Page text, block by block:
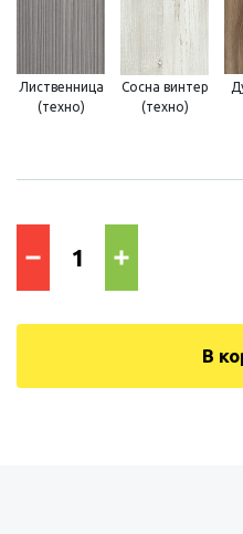
Лиственница
(техно)
Сосна винтер
(техно)
В